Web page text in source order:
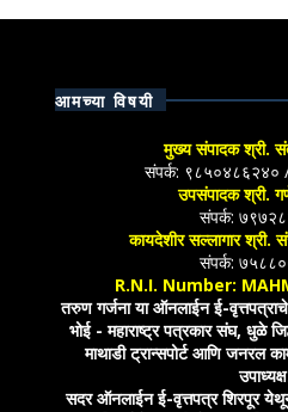
आमच्या विषयी
मुख्य संपादक श्री.
संपर्क:
उपसंपादक श्री.
संपर्क:
कायदेशीर सल्लागार श्री.
संपर्क:
R.N.I. Number:
तरुण गर्जना या ऑनलाईन ई-
भोई - महाराष्ट्र पत्रकार संघ, धुळे
माथाडी ट्रान्सपोर्ट आणि जनरल
सदर ऑनलाईन ई-वृत्तपत्र शिरपूर येथून